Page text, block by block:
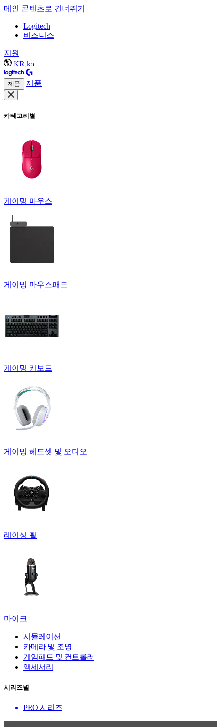
메인 콘텐츠로 건너뛰기
Logitech
비즈니스
지원
KR,ko
제품 제품
카테고리별
게이밍 마우스
게이밍 마우스패드
게이밍 키보드
게이밍 헤드셋 및 오디오
레이싱 휠
마이크
시뮬레이션
카메라 및 조명
게임패드 및 컨트롤러
액세서리
시리즈별
PRO 시리즈